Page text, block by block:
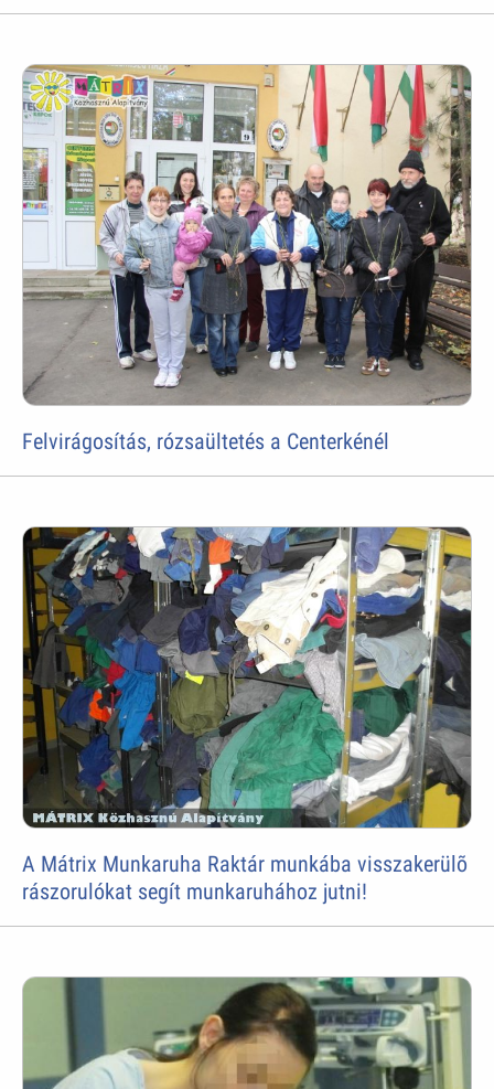
Felvirágosítás, rózsaültetés a Centerkénél
A Mátrix Munkaruha Raktár munkába visszakerülõ
rászorulókat segít munkaruhához jutni!